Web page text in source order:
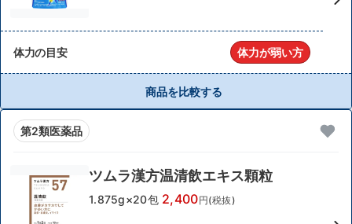
体力の目安 体力が弱い方
商品を比較する
第2類医薬品
ツムラ漢方温清飲エキス顆粒
1.875g×20包 2,400円(税抜)